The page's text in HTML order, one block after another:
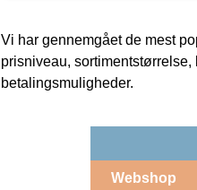
Vi har gennemgået de mest
prisniveau,
betalingsmuligheder.
Webshop